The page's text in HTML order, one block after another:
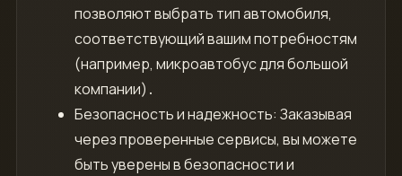
позволяют выбрать тип автомобиля,
соответствующий вашим потребностям
(например, микроавтобус для большой
компании)․
Безопасность и надежность: Заказывая
через проверенные сервисы, вы можете
быть уверены в безопасности и